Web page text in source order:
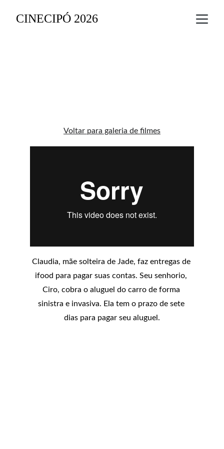
CINECIPÓ 2026
Voltar para galeria de filmes
Claudia, mãe solteira de Jade, faz entregas de
ifood para pagar suas contas. Seu senhorio,
Ciro, cobra o aluguel do carro de forma
sinistra e invasiva. Ela tem o prazo de sete
dias para pagar seu aluguel.